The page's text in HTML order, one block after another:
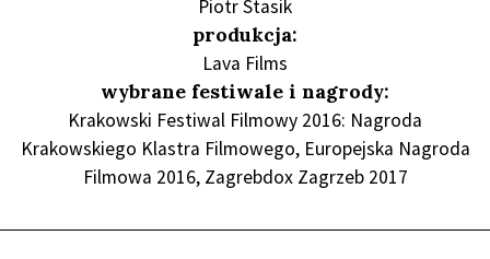
Piotr Stasik
produkcja:
Lava Films
wybrane festiwale i nagrody:
Krakowski Festiwal Filmowy 2016: Nagroda
Krakowskiego Klastra Filmowego, Europejska Nagroda
Filmowa 2016, Zagrebdox Zagrzeb 2017